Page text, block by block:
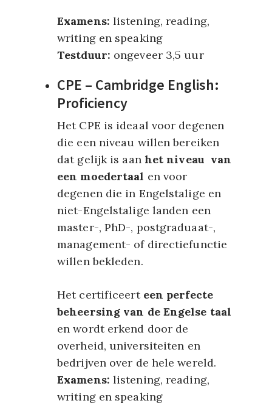
Examens: listening, reading,
writing en speaking
Testduur: ongeveer 3,5 uur
CPE – Cambridge English:
Proficiency
Het CPE is ideaal voor degenen
die een niveau willen bereiken
dat gelijk is aan het niveau van
een moedertaal en voor
degenen die in Engelstalige en
niet-Engelstalige landen een
master-, PhD-, postgraduaat-,
management- of directiefunctie
willen bekleden.
Het certificeert een perfecte
beheersing van de Engelse taal
en wordt erkend door de
overheid, universiteiten en
bedrijven over de hele wereld.
Examens: listening, reading,
writing en speaking